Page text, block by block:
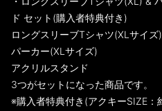
ド セット(購入者特典付き)
ロングスリーブTシャツ(XLサイズ)
パーカー(XLサイズ)
アクリルスタンド
3つがセットになった商品です。
※購入者特典付き(アクキーSIZE